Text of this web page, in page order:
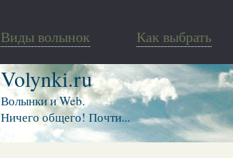
Виды волынок Как выбрать
Volynki.ru
Волынки и Web.
Ничего общего! Почти...